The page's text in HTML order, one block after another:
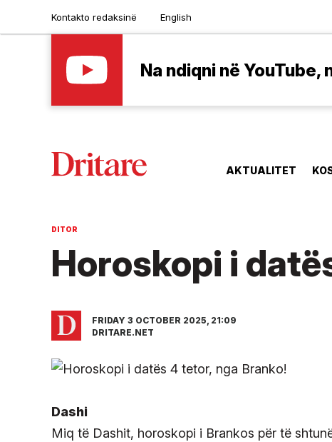
Kontakto redaksinë English
Na ndiqni në
AKTUALITET
DITOR
Horoskopi i
FRIDAY 3 OCTOBER 2025, 21:09
DRITARE.NET
Dashi
Miq të Dashit, horoskopi i Brankos për të